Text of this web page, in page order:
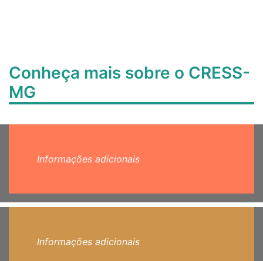
Conheça mais sobre o CRESS-
MG
Informações adicionais
Informações adicionais